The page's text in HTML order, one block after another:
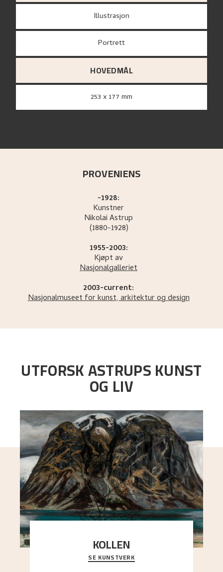
Illustrasjon
Portrett
HOVEDMÅL
253 x 177 mm
PROVENIENS
-1928:
Kunstner
NikolaiAstrup
(1880-1928)
1955-2003:
Kjøpt av
Nasjonalgalleriet
2003-current:
Nasjonalmuseet for kunst, arkitektur og design
UTFORSK ASTRUPS KUNST
OG LIV
KOLLEN
Et ruvende fjell dominerer bildeflaten, og står i
sterk kontrast til det spinkle rognetreet ute
SE KUNSTVERK